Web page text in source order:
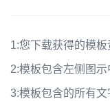
1:您下载获得的模板
2:模板包含左侧图示
3:模板包含的所有文